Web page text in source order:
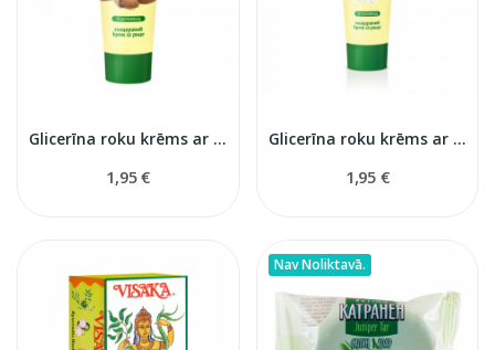
Glicerīna roku krēms ar mandeļu eļļu
1,95 €
Glicerīna roku krēms ar kumelītēm
1,95 €
Nav Noliktavā.